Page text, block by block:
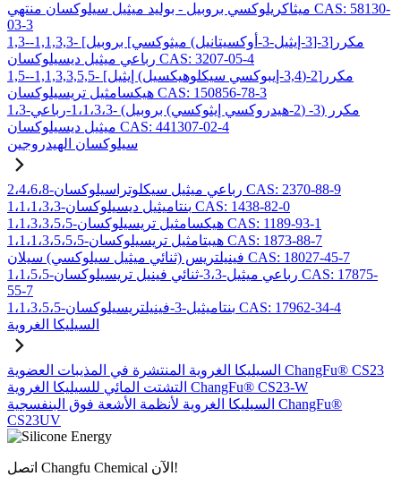
ميثاكريلوكسي بروبيل - بوليد ميثيل سيلوكسان منتهي CAS: 58130-
03-3
1,3-مكرر[3-[3-إيثيل-3-أوكسيتانيل) ميثوكسي] بروبيل] -1,1,3,3-
رباعي ميثيل ديسيلوكسان CAS: 3207-05-4
1,5-مكرر[2-(3,4-إيبوكسي سيكلوهيكسيل) إيثيل] -1,1,3,3,5,5-
هيكسامثيل تريسيلوكسان CAS: 150856-78-3
1،3-مكرر (3- (2-هيدروكسي إيثوكسي) بروبيل) -1،1،3،3-رباعي
ميثيل ديسيلوكسان CAS: 441307-02-4
سيلوكسان الهيدروجين
2،4،6،8-رباعي ميثيل سيكلوتراسيلوكسان CAS: 2370-88-9
1،1،1،3،3-بنتاميثيل ديسيلوكسان CAS: 1438-82-0
1،1،3،3،5،5-هيكسامثيل تريسيلوكسان CAS: 1189-93-1
1،1،1،3،5،5،5-هيبتامثيل تريسيلوكسان CAS: 1873-88-7
فينيلتريس (ثنائي ميثيل سيلوكسي) سيلان CAS: 18027-45-7
1،1،5،5-رباعي ميثيل-3،3-ثنائي فينيل تريسيلوكسان CAS: 17875-
55-7
1،1،3،5،5-بنتاميثيل-3-فينيلتريسيلوكسان CAS: 17962-34-4
السيليكا الغروية
السيليكا الغروية المنتشرة في المذيبات العضوية ChangFu® CS23
التشتت المائي للسيليكا الغروية ChangFu® CS23-W
السيليكا الغروية لأنظمة الأشعة فوق البنفسجية ChangFu®
CS23UV
اتصل Changfu Chemical الآن!